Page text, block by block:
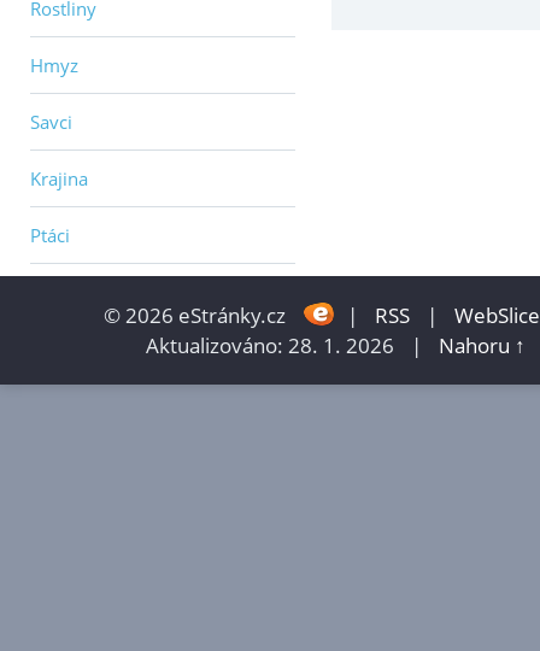
Rostliny
Hmyz
Savci
Krajina
Ptáci
© 2026 eStránky.cz | RSS |
WebSlice
Aktualizováno: 28. 1. 2026
| Nahoru ↑